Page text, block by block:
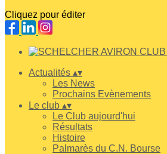
Cliquez pour éditer
Actualités ▴▾
Les News
Prochains Evènements
Le club ▴▾
Le Club aujourd'hui
Résultats
Histoire
Palmarès du C.N. Bourse